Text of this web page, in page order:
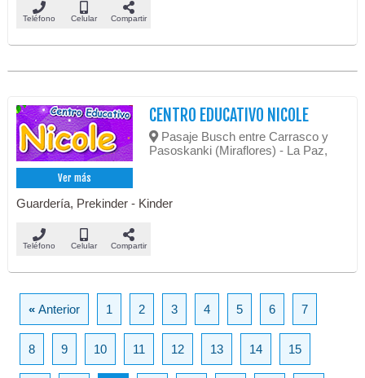
Teléfono Celular Compartir
Ver más
CENTRO EDUCATIVO NICOLE
Pasaje Busch entre Carrasco y
Pasoskanki (Miraflores) - La Paz,
Guardería, Prekinder - Kinder
Teléfono Celular Compartir
«Anterior 1 2 3 4 5 6 7
8 9 10 11 12 13 14 15